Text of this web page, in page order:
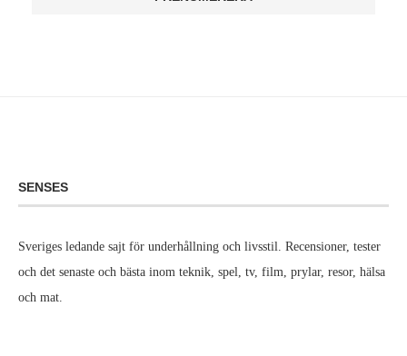
SENSES
Sveriges ledande sajt för underhållning och livsstil. Recensioner, tester
och det senaste och bästa inom teknik, spel, tv, film, prylar, resor, hälsa
och mat.